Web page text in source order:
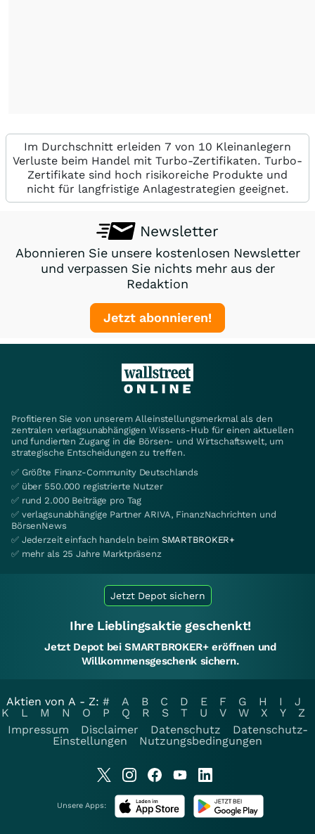
Im Durchschnitt erleiden 7 von 10 Kleinanlegern
Verluste beim Handel mit Turbo-Zertifikaten. Turbo-
Zertifikate sind hoch risikoreiche Produkte und
nicht für langfristige Anlagestrategien geeignet.
Newsletter
Abonnieren Sie unsere kostenlosen Newsletter
und verpassen Sie nichts mehr aus der
Redaktion
Jetzt abonnieren!
Profitieren Sie von unserem Alleinstellungsmerkmal als den
zentralen verlagsunabhängigen Wissens-Hub für einen aktuellen
und fundierten Zugang in die Börsen- und Wirtschaftswelt, um
strategische Entscheidungen zu treffen.
✅ Größte Finanz-Community Deutschlands
✅ über 550.000 registrierte Nutzer
✅ rund 2.000 Beiträge pro Tag
✅ verlagsunabhängige Partner ARIVA, FinanzNachrichten und
BörsenNews
✅ Jederzeit einfach handeln beim SMARTBROKER+
✅ mehr als 25 Jahre Marktpräsenz
Jetzt Depot sichern
Ihre Lieblingsaktie geschenkt!
Jetzt Depot bei SMARTBROKER+ eröffnen und
Willkommensgeschenk sichern.
Aktien von A - Z: # A B C D E F G H I
J
K
L M N O P Q R S T U V W X Y
Z
Impressum
Disclaimer Datenschutz
Datenschutz-
Einstellungen
Nutzungsbedingungen
Unsere Apps: